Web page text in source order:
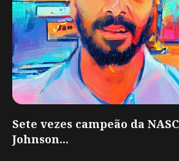
Sete vezes campeão da
Johnson...